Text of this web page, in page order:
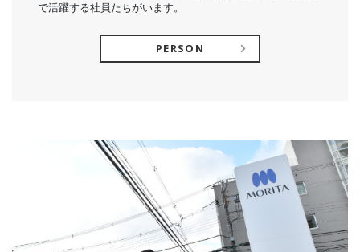
で活躍する社員たちがいます。
PERSON